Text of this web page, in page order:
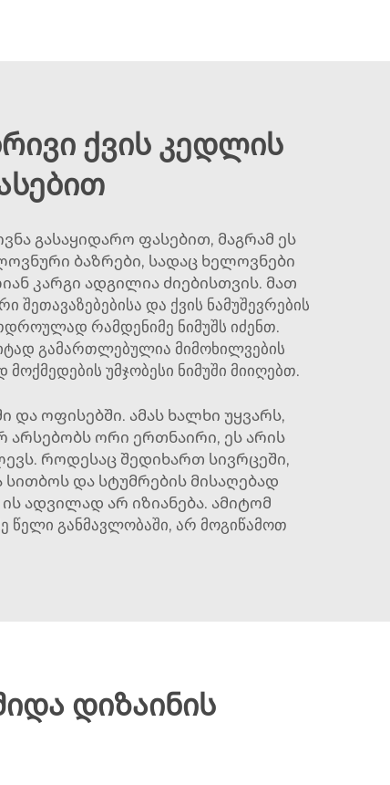
ქვის კედლის
გასაყიდარო ფასებით, მაგრამ ეს
ბაზრები, სადაც ხელოვნები
კარგი ადგილია ძიებისთვის. მათ
და ქვის ნამუშევრების
რამდენიმე ნიმუშს იძენთ.
გამართლებულია მიმოხილვების
უმჯობესი ნიმუში მიიღებთ.
ოფისებში. ამას ხალხი უყვარს,
არსებობს ორი ერთნაირი, ეს არის
როდესაც შედიხართ სივრცეში,
და სტუმრების მისაღებად
ადვილად არ იზიანება. ამიტომ
წელი განმავლობაში, არ მოგიწამოთ
დიზაინის